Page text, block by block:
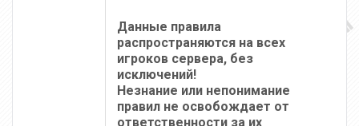
Данные правила
распространяются на всех
игроков сервера, без
исключений!
Незнание или непонимание
правил не освобождает от
ответственности за их